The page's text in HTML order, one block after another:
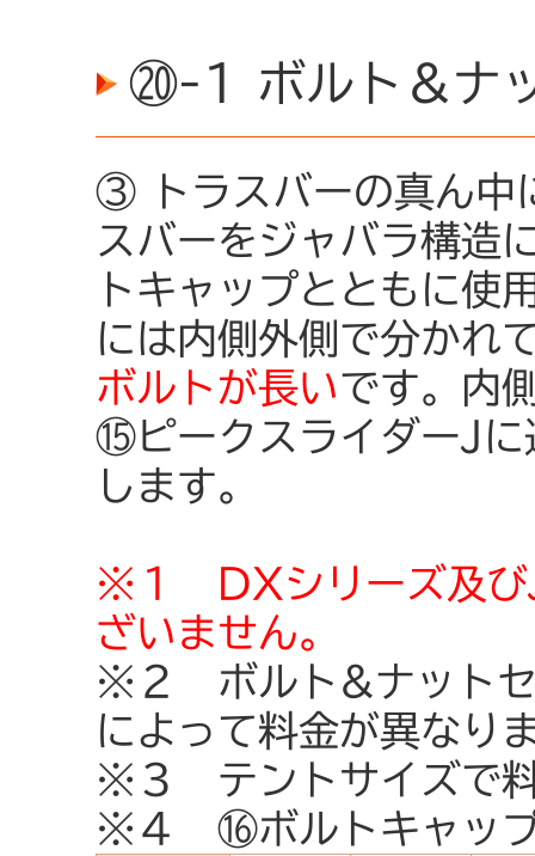
⑳-1 ボルト＆ナ
③ トラスバーの真ん中
スバーをジャバラ構造
トキャップとともに使
には内側外側で分かれ
ボルトが長いです。内
⑮ピークスライダーJに
します。
※１
DXシリーズ及
ざいません。
※２ ボルト&ナットセ
によって料金が異なり
※３ テントサイズで
※４ ⑯ボルトキャッ